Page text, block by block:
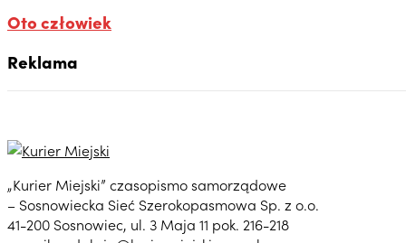
Oto człowiek
Reklama
„Kurier Miejski” czasopismo samorządowe
– Sosnowiecka Sieć Szerokopasmowa Sp. z o.o.
41-200 Sosnowiec, ul. 3 Maja 11 pok. 216-218